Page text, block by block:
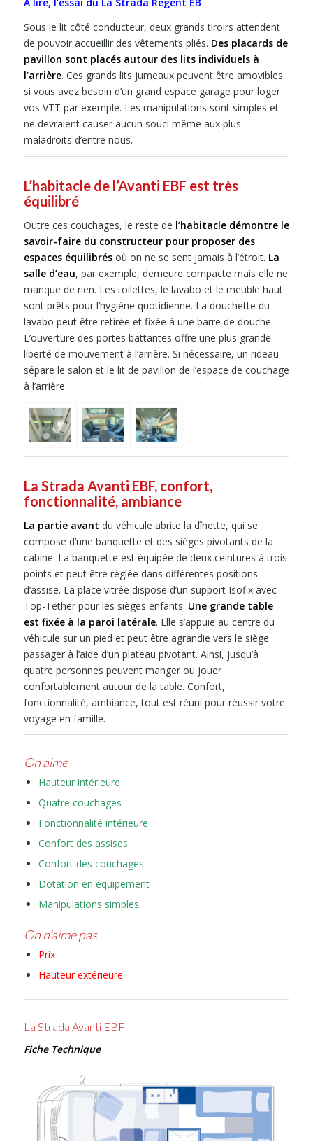
A lire, l’essai du La Strada Regent EB
Sous le lit côté conducteur, deux grands tiroirs attendent
de pouvoir accueillir des vêtements pliés. Des placards de
pavillon sont placés autour des lits individuels à
l’arrière. Ces grands lits jumeaux peuvent être amovibles
si vous avez besoin d’un grand espace garage pour loger
vos VTT par exemple. Les manipulations sont simples et
ne devraient causer aucun souci même aux plus
maladroits d’entre nous.
L’habitacle de l’Avanti EBF est très
équilibré
Outre ces couchages, le reste de l’habitacle démontre le
savoir-faire du constructeur pour proposer des
espaces équilibrésoù on ne se sent jamais à l’étroit. La
salle d’eau, par exemple, demeure compacte mais elle ne
manque de rien. Les toilettes, le lavabo et le meuble haut
sont prêts pour l’hygiène quotidienne. La douchette du
lavabo peut être retirée et fixée à une barre de douche.
L’ouverture des portes battantes offre une plus grande
liberté de mouvement à l’arrière. Si nécessaire, un rideau
sépare le salon et le lit de pavillon de l’espace de couchage
à l’arrière.
La Strada Avanti EBF, confort,
fonctionnalité, ambiance
La partie avant du véhicule abrite la dînette, qui se
compose d’une banquette et des sièges pivotants de la
cabine. La banquette est équipée de deux ceintures à trois
points et peut être réglée dans différentes positions
d’assise. La place vitrée dispose d’un support Isofix avec
Top-Tether pour les sièges enfants. Une grande table
est fixée à la paroi latérale. Elle s’appuie au centre du
véhicule sur un pied et peut être agrandie vers le siège
passager à l’aide d’un plateau pivotant. Ainsi, jusqu’à
quatre personnes peuvent manger ou jouer
confortablement autour de la table. Confort,
fonctionnalité, ambiance, tout est réuni pour réussir votre
voyage en famille.
On aime
Hauteur intérieure
Quatre couchages
Fonctionnalité intérieure
Confort des assises
Confort des couchages
Dotation en équipement
Manipulations simples
On n’aime pas
Prix
Hauteur extérieure
La Strada Avanti EBF
Fiche Technique